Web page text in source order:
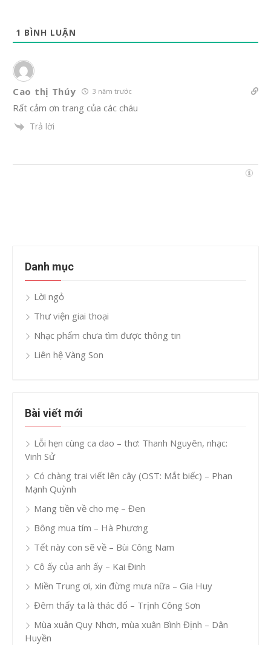
1 BÌNH LUẬN
Cao thị Thúy 3 năm trước
Rất cảm ơn trang của các cháu
Trả lời
Danh mục
Lời ngỏ
Thư viện giai thoại
Nhạc phẩm chưa tìm được thông tin
Liên hệ Vàng Son
Bài viết mới
Lỗi hẹn cùng ca dao – thơ: Thanh Nguyên, nhạc:
Vinh Sử
Có chàng trai viết lên cây (OST: Mắt biếc) – Phan
Mạnh Quỳnh
Mang tiền về cho mẹ – Đen
Bông mua tím – Hà Phương
Tết này con sẽ về – Bùi Công Nam
Cô ấy của anh ấy – Kai Đinh
Miền Trung ơi, xin đừng mưa nữa – Gia Huy
Đêm thấy ta là thác đổ – Trịnh Công Sơn
Mùa xuân Quy Nhơn, mùa xuân Bình Định – Dân
Huyền